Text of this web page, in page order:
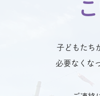
子どもたち
必要なくな